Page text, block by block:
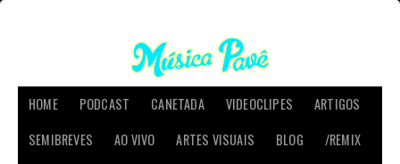
HOME PODCAST CANETADA VIDEOCLIPES
ARTIGOS
SEMIBREVES
AO VIVO ARTES VISUAIS BLOG
/REMIX